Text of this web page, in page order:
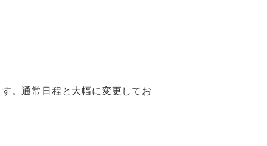
。通常日程と大幅に変更してお